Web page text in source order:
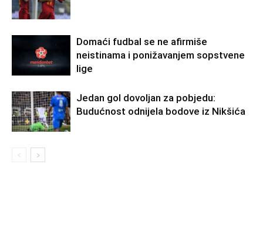
Domaći fudbal se ne afirmiše
neistinama i ponižavanjem sopstvene
lige
Jedan gol dovoljan za pobjedu:
Budućnost odnijela bodove iz Nikšića